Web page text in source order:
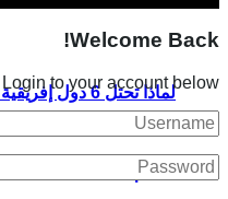
لماذا تحتل 6
العالم؟
Welcome Back!
Login to your account below